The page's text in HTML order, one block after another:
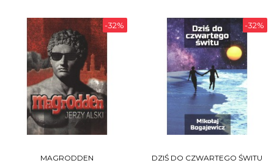
-32%
MAGRODDEN
-32%
DZIŚ DO CZWARTEGO ŚWITU